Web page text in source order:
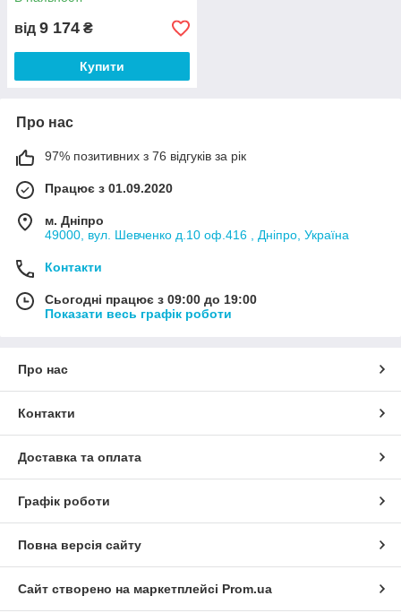
від 9 174 ₴
Купити
Про нас
97% позитивних з 76 відгуків за рік
Працює з 01.09.2020
м. Дніпро
49000, вул. Шевченко д.10 оф.416 , Дніпро, Україна
Контакти
Сьогодні працює з 09:00 до 19:00
Показати весь графік роботи
Про нас
Контакти
Доставка та оплата
Графік роботи
Повна версія сайту
Сайт створено на маркетплейсі Prom.ua